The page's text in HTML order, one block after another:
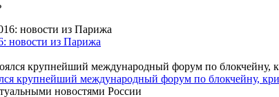
новости из Парижа
крупнейший международный форум по блокчейну,